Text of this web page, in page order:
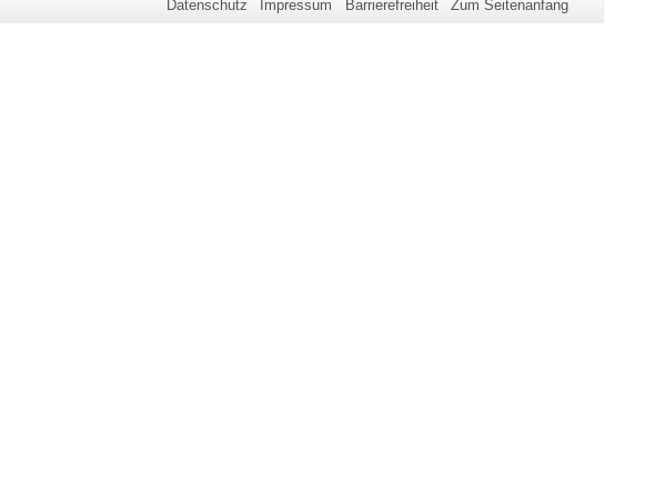
Datenschutz Impressum Barrierefreiheit Zum Seitenanfang